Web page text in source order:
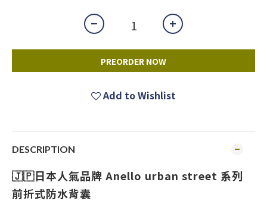
PREORDER NOW
Add to Wishlist
DESCRIPTION
🇯🇵日本人氣品牌 Anello urban street 系列
前折式防水背囊